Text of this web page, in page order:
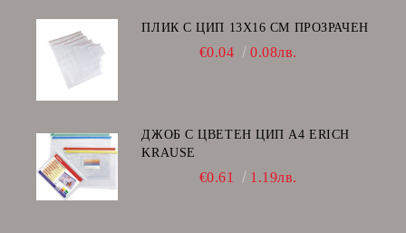
ПЛИК С ЦИП 13X16 CM ПРОЗРАЧЕН
€0.04 0.08лв.
ДЖОБ С ЦВЕТЕН ЦИП А4 ERICH
KRAUSE
€0.61 1.19лв.